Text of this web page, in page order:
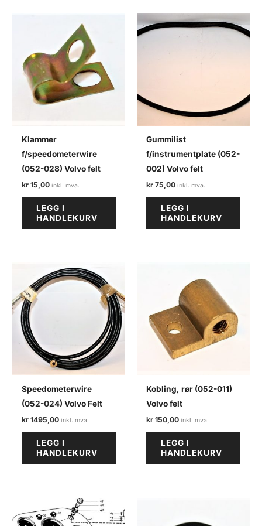
Klammer
f/speedometerwire
(052-028) Volvo felt
kr 15,00
LEGG I
HANDLEKURV
Gummilist
f/instrumentplate (052-
002) Volvo felt
kr 75,00
LEGG I
HANDLEKURV
Speedometerwire
(052-024) Volvo Felt
kr 1495,00
LEGG I
HANDLEKURV
Kobling, rør (052-011)
Volvo felt
kr 150,00
LEGG I
HANDLEKURV